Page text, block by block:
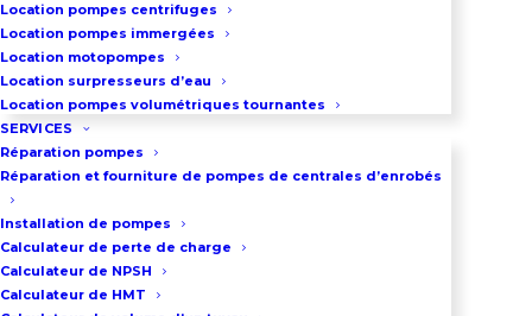
Location pompes centrifuges
Location pompes immergées
Location motopompes
Location surpresseurs d’eau
Location pompes volumétriques tournantes
SERVICES
Réparation pompes
Réparation et fourniture de pompes de centrales d’enrobés
Installation de pompes
Calculateur de perte de charge
Calculateur de NPSH
Calculateur de HMT
Agriculture :Pilotage de réseaux
d’irrigation.
Thermique :Captage pour
pompes à chaleur géothermiques.
Grâce à son interface standardisée
selon la norme